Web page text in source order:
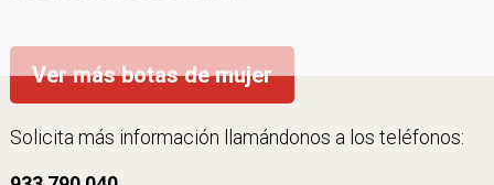
Ver más botas de mujer
Solicita más información llamándonos a los teléfonos: